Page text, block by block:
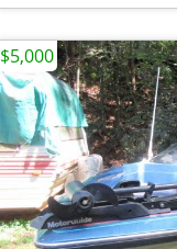
$5,000